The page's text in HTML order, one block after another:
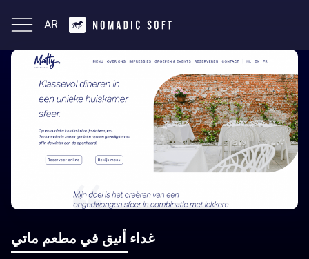
AR
غداء أنيق في مطعم ماتي